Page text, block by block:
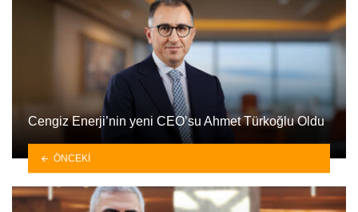
Cengiz Enerji’nin yeni CEO’su Ahmet Türkoğlu Oldu
ÖNCEKI